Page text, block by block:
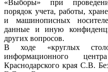
«Выборы» при
порядок учета, работы,
и машинописных
данные и иную
других вопросов.
В ходе «круглых
информационного
Краснодарского края С.В.